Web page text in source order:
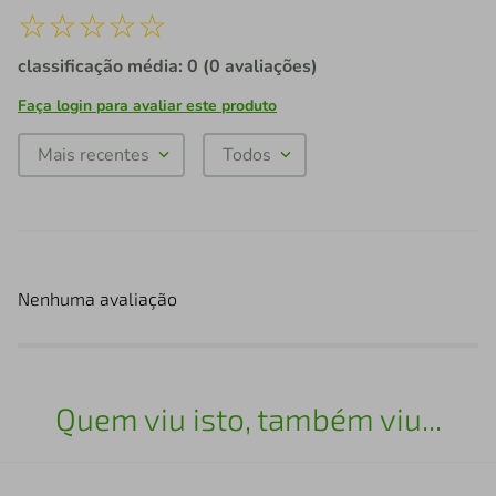
☆☆☆☆☆
classificação média: 0 (0 avaliações)
Faça login para avaliar este produto
Mais recentes Todos
Nenhuma avaliação
Quem viu isto, também viu...